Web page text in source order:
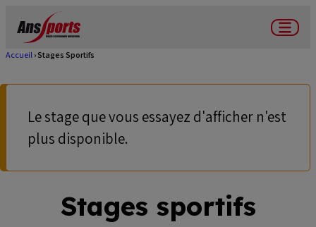
contenu
Menu
d'Ariane
Accueil Stages Sportifs
Message
d'avertissement
Le stage que vous essayez d'afficher n'est
plus disponible.
Stages sportifs